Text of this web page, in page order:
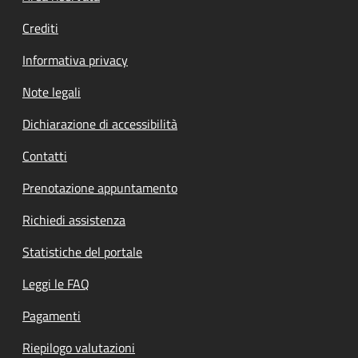
Crediti
Informativa privacy
Note legali
Dichiarazione di accessibilità
Contatti
Prenotazione appuntamento
Richiedi assistenza
Statistiche del portale
Leggi le FAQ
Pagamenti
Riepilogo valutazioni